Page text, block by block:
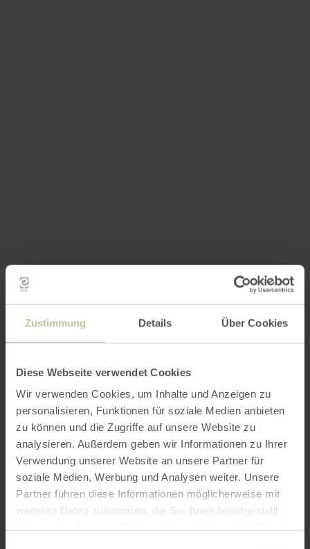
Zustimmung Details Über Cookies
Diese Webseite verwendet Cookies
Wir verwenden Cookies, um Inhalte und Anzeigen zu
personalisieren, Funktionen für soziale Medien anbieten
zu können und die Zugriffe auf unsere Website zu
analysieren. Außerdem geben wir Informationen zu Ihrer
Verwendung unserer Website an unsere Partner für
soziale Medien, Werbung und Analysen weiter. Unsere
Partner führen diese Informationen möglicherweise mit
weiteren Daten zusammen, die Sie ihnen bereitgestellt